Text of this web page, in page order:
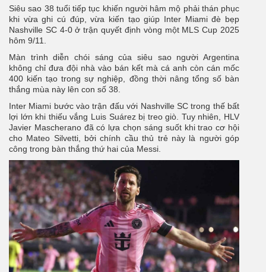
Siêu sao 38 tuổi tiếp tục khiến người hâm mộ phải thán phục
khi vừa ghi cú đúp, vừa kiến tạo giúp Inter Miami đè bẹp
Nashville SC 4-0 ở trận quyết định vòng một MLS Cup 2025
hôm 9/11.
Màn trình diễn chói sáng của siêu sao người Argentina
không chỉ đưa đội nhà vào bán kết mà cá anh còn cán mốc
400 kiến tạo trong sự nghiệp, đồng thời nâng tổng số bàn
thắng mùa này lên con số 38.
Inter Miami bước vào trận đấu với Nashville SC trong thế bất
lợi lớn khi thiếu vắng Luis Suárez bị treo giò. Tuy nhiên, HLV
Javier Mascherano đã có lựa chọn sáng suốt khi trao cơ hội
cho Mateo Silvetti, bởi chính cầu thủ trẻ này là người góp
công trong bàn thắng thứ hai của Messi.